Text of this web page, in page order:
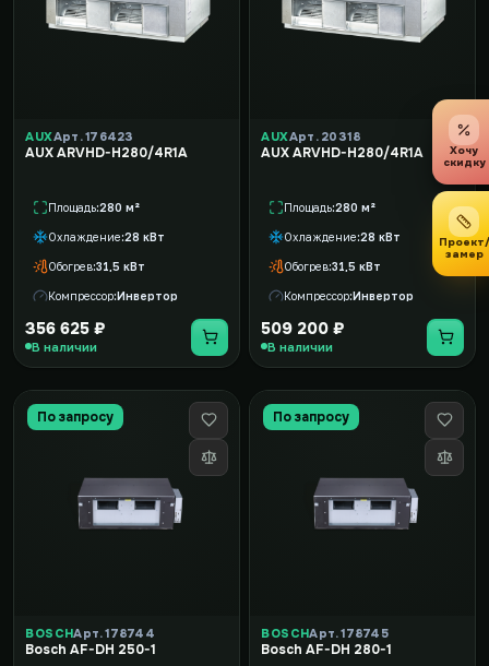
AUXАрт. 176423
AUX ARVHD-H280/4R1A
Площадь 280 м²
Охлаждение 28 кВт
Обогрев 31,5 кВт
Компрессор Инвертор
356 625 ₽
В наличии
AUXАрт. 20318
AUX ARVHD-H280/4R1A
Площадь 280 м²
Охлаждение 28 кВт
Обогрев 31,5 кВт
Компрессор Инвертор
509 200 ₽
В наличии
По запросу
BOSCHАрт. 178744
Bosch AF-DH 250-1
По запросу
BOSCHАрт. 178745
Bosch AF-DH 280-1
Хочу
скидку
Проект/
замер